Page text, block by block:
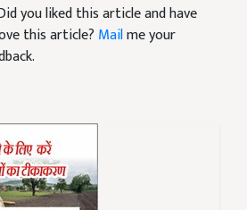
you liked this article and have
this article? Mailme your